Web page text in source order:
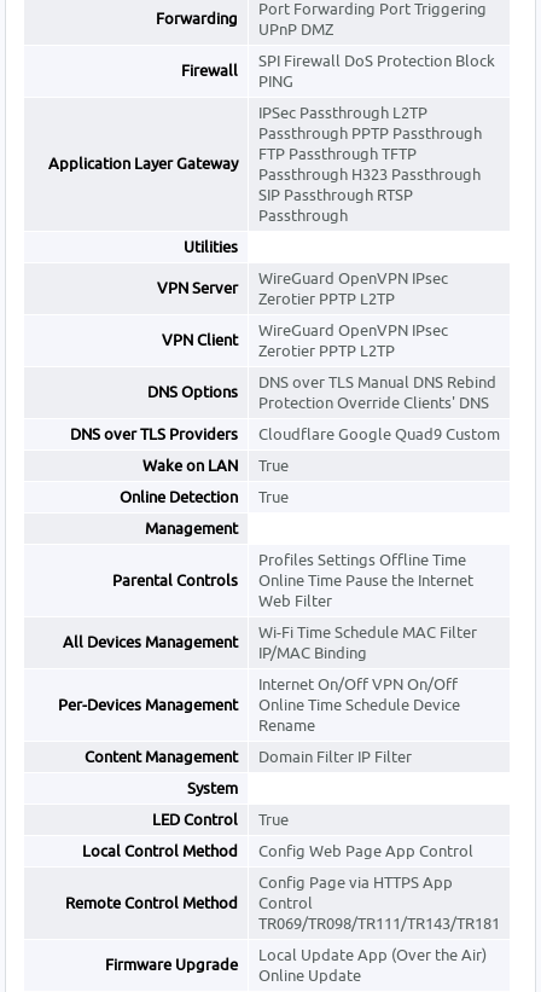
Forwarding
Port Forwarding Port Triggering
UPnP DMZ
Firewall
SPI Firewall DoS Protection Block
PING
Application Layer Gateway
IPSec Passthrough L2TP
Passthrough PPTP Passthrough
FTP Passthrough TFTP
Passthrough H323 Passthrough
SIP Passthrough RTSP
Passthrough
Utilities
VPN Server
WireGuard OpenVPN IPsec
Zerotier PPTP L2TP
VPN Client
WireGuard OpenVPN IPsec
Zerotier PPTP L2TP
DNS Options
DNS over TLS Manual DNS Rebind
Protection Override Clients' DNS
DNS over TLS Providers
Cloudflare Google Quad9 Custom
Wake on LAN
True
Online Detection
True
Management
Parental Controls
Profiles Settings Offline Time
Online Time Pause the Internet
Web Filter
All Devices Management
Wi-Fi Time Schedule MAC Filter
IP/MAC Binding
Per-Devices Management
Internet On/Off VPN On/Off
Online Time Schedule Device
Rename
Content Management
Domain Filter IP Filter
System
LED Control
True
Local Control Method
Config Web Page App Control
Remote Control Method
Config Page via HTTPS App
Control
TR069/TR098/TR111/TR143/TR181
Firmware Upgrade
Local Update App (Over the Air)
Online Update